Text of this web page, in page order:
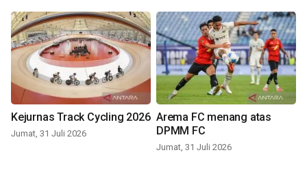
Kejurnas Track Cycling 2026
Jumat, 31 Juli 2026
Arema FC menang atas
DPMM FC
Jumat, 31 Juli 2026